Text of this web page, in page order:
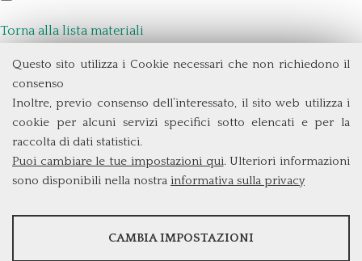
Questo sito utilizza i Cookie necessari che non richiedono il
consenso
Inoltre, previo consenso dell’interessato, il sito web utilizza i
cookie per alcuni servizi specifici sotto elencati e per la
raccolta di dati statistici.
Puoi cambiare le tue impostazioni qui. Ulteriori informazioni
sono disponibili nella nostra informativa sulla privacy
STATISTICHE
CAMBIA IMPOSTAZIONI
Torna alla lista materiali
Università degli Studi di Roma Tor Vergata
Via Columbia, 2
00133 Roma (Italia)
Tel. +39 06 7259 3299/5837
biennio@clem.uniroma2.it